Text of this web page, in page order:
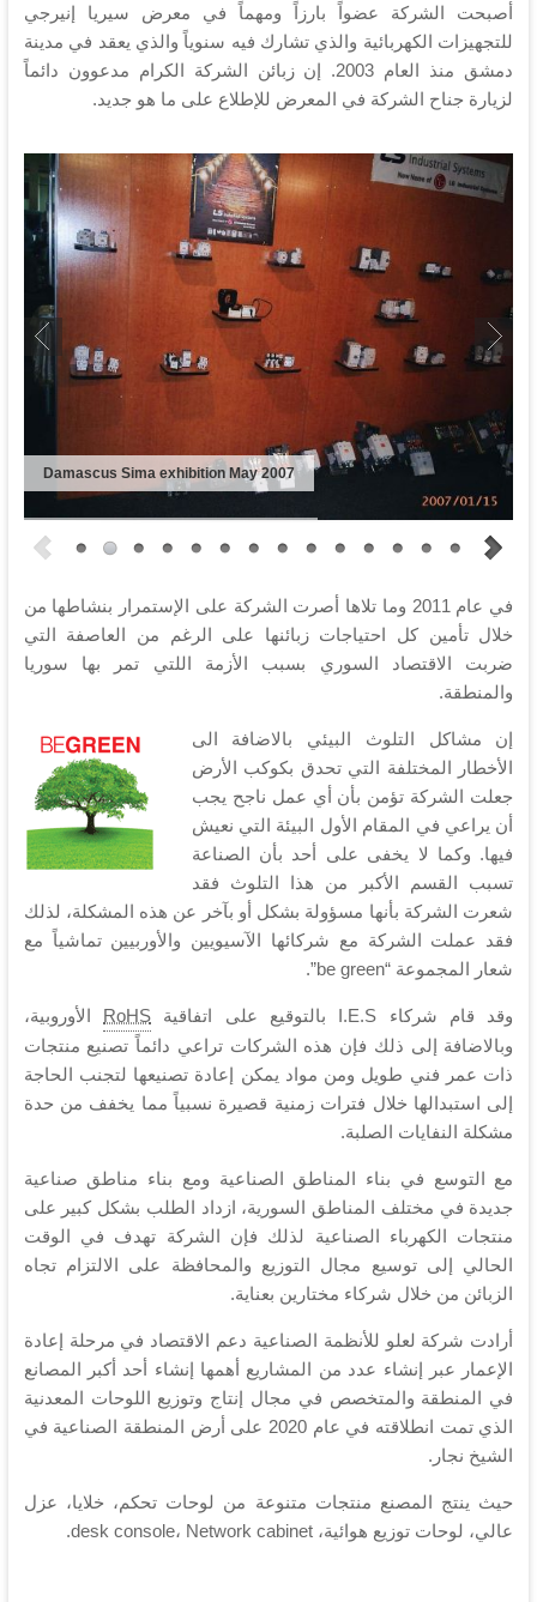
أصبحت الشركة عضواً بارزاً ومهماً في معرض سيريا إنيرجي
للتجهيزات الكهربائية والذي تشارك فيه سنوياً والذي يعقد في مدينة
دمشق منذ العام 2003. إن زبائن الشركة الكرام مدعوون دائماً
لزيارة جناح الشركة في المعرض للإطلاع على ما هو جديد.
Damascus Sima exhibition May 2007
في عام 2011 وما تلاها أصرت الشركة على الإستمرار بنشاطها من
خلال تأمين كل احتياجات زبائنها على الرغم من العاصفة التي
ضربت الاقتصاد السوري بسبب الأزمة اللتي تمر بها سوريا
والمنطقة.
إن مشاكل التلوث البيئي بالاضافة الى
الأخطار المختلفة التي تحدق بكوكب الأرض
جعلت الشركة تؤمن بأن أي عمل ناجح يجب
أن يراعي في المقام الأول البيئة التي نعيش
فيها. وكما لا يخفى على أحد بأن الصناعة
تسبب القسم الأكبر من هذا التلوث فقد
شعرت الشركة بأنها مسؤولة بشكل أو بآخر عن هذه المشكلة، لذلك
فقد عملت الشركة مع شركائها الآسيويين والأوربيين تماشياً مع
شعار المجموعة “be green”.
وقد قام شركاء I.E.S بالتوقيع على اتفاقية RoHS الأوروبية،
وبالاضافة إلى ذلك فإن هذه الشركات تراعي دائماً تصنيع منتجات
ذات عمر فني طويل ومن مواد يمكن إعادة تصنيعها لتجنب الحاجة
إلى استبدالها خلال فترات زمنية قصيرة نسبياً مما يخفف من حدة
مشكلة النفايات الصلبة.
مع التوسع في بناء المناطق الصناعية ومع بناء مناطق صناعية
جديدة في مختلف المناطق السورية، ازداد الطلب بشكل كبير على
منتجات الكهرباء الصناعية لذلك فإن الشركة تهدف في الوقت
الحالي إلى توسيع مجال التوزيع والمحافظة على الالتزام تجاه
الزبائن من خلال شركاء مختارين بعناية.
أرادت شركة لعلو للأنظمة الصناعية دعم الاقتصاد في مرحلة إعادة
الإعمار عبر إنشاء عدد من المشاريع أهمها إنشاء أحد أكبر المصانع
في المنطقة والمتخصص في مجال إنتاج وتوزيع اللوحات المعدنية
الذي تمت انطلاقته في عام 2020 على أرض المنطقة الصناعية في
الشيخ نجار.
حيث ينتج المصنع منتجات متنوعة من لوحات تحكم، خلايا، عزل
عالي، لوحات توزيع هوائية، desk console، Network cabinet.